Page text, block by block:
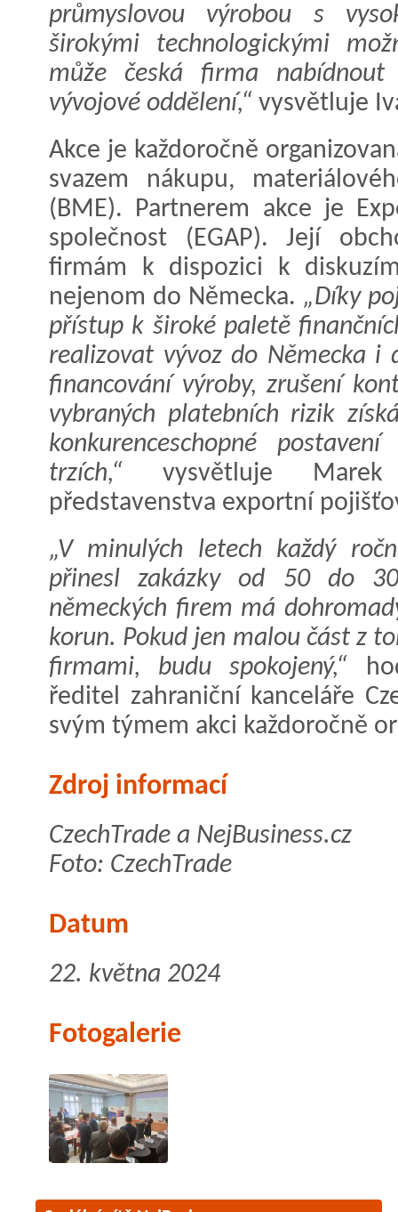
průmyslovou výrobou s
širokými technologickými
může česká firma
vývojové oddělení,“ vysvětluje
Akce je každoročně
svazem nákupu,
(BME). Partnerem akce je
společnost (EGAP). Její
firmám k dispozici k
nejenom do Německa. „Díky
přístup k široké paletě
realizovat vývoz do Německa i
financování výroby, zrušení
vybraných platebních rizik
konkurenceschopné
trzích,“ vysvětluje Marek
představenstva exportní
„V minulých letech každý
přinesl zakázky od 50 do
německých firem má
korun. Pokud jen malou část z
firmami, budu spokojený,“
ředitel zahraniční kanceláře
svým týmem akci každoročně
Zdroj informací
CzechTrade a NejBusiness.cz
Foto: CzechTrade
Datum
22. května 2024
Fotogalerie